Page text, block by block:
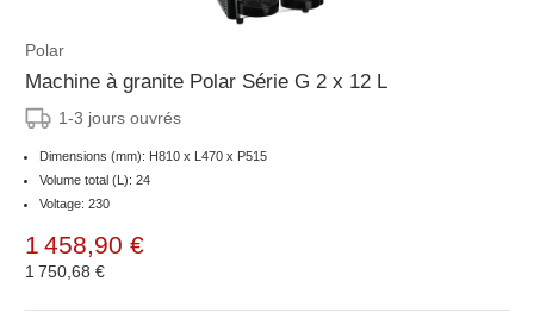
Polar
Machine à granite Polar Série G 2 x 12 L
1-3 jours ouvrés
Dimensions (mm): H810 x L470 x P515
Volume total (L): 24
Voltage: 230
1 458,90 €
1 750,68 €